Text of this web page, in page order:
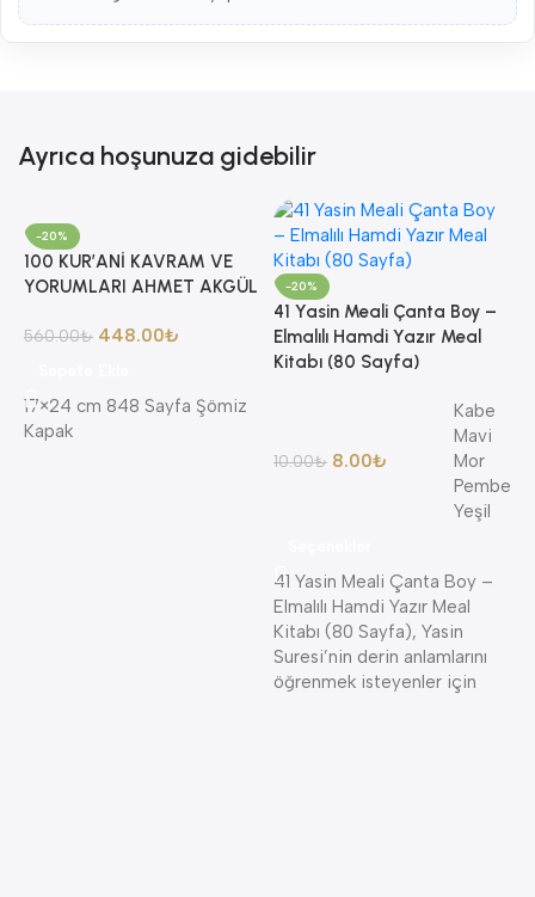
Ayrıca hoşunuza gidebilir
-20%
100 KUR’ANİ KAVRAM VE
YORUMLARI AHMET AKGÜL
560.00₺ 448.00₺
17×24 cm 848 Sayfa Şömiz
Kapak
-20%
41 Yasin Meali Çanta Boy –
Elmalılı Hamdi Yazır Meal
Kitabı (80 Sayfa)
10.00₺ 8.00₺
Kabe
Mavi
Mor
Pembe
Yeşil
41 Yasin Meali Çanta Boy –
Elmalılı Hamdi Yazır Meal
Kitabı (80 Sayfa), Yasin
Suresi’nin derin anlamlarını
öğrenmek isteyenler için